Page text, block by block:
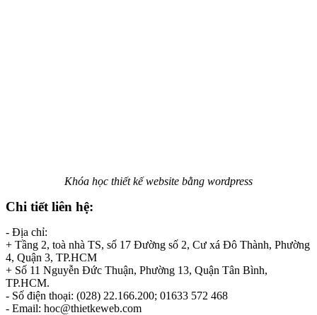
Khóa học thiết kế website bằng wordpress
Chi tiết liên hệ:
- Địa chỉ:
+ Tầng 2, toà nhà TS, số 17 Đường số 2, Cư xá Đô Thành, Phường
4, Quận 3, TP.HCM
+ Số 11 Nguyễn Đức Thuận, Phường 13, Quận Tân Bình,
TP.HCM.
- Số điện thoại: (028) 22.166.200; 01633 572 468
- Email: hoc@thietkeweb.com